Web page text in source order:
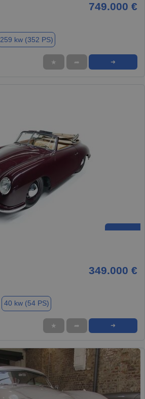
749.000 €
259 kw (352 PS)
★ ➦ ➜
349.000 €
40 kw (54 PS)
★ ➦ ➜